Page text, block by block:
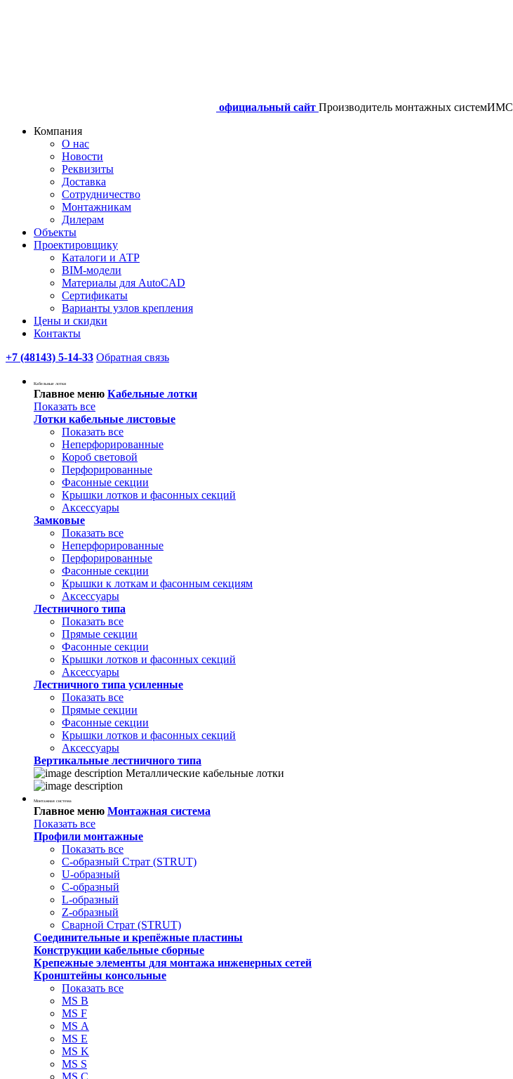
официальный сайт Производитель монтажных системИМС
Компания
О нас
Новости
Реквизиты
Доставка
Сотрудничество
Монтажникам
Дилерам
Объекты
Проектировщику
Каталоги и АТР
BIM-модели
Материалы для AutoCAD
Сертификаты
Варианты узлов крепления
Цены и скидки
Контакты
+7 (48143) 5-14-33 Обратная связь
Кабельные лотки
Главное меню Кабельные лотки
Показать все
Лотки кабельные листовые
Показать все
Неперфорированные
Короб световой
Перфорированные
Фасонные секции
Крышки лотков и фасонных секций
Аксессуары
Замковые
Показать все
Неперфорированные
Перфорированные
Фасонные секции
Крышки к лоткам и фасонным секциям
Аксессуары
Лестничного типа
Показать все
Прямые секции
Фасонные секции
Крышки лотков и фасонных секций
Аксессуары
Лестничного типа усиленные
Показать все
Прямые секции
Фасонные секции
Крышки лотков и фасонных секций
Аксессуары
Вертикальные лестничного типа
Металлические кабельные лотки
Монтажная система
Главное меню Монтажная система
Показать все
Профили монтажные
Показать все
С-образный Страт (STRUT)
U-образный
С-образный
L-образный
Z-образный
Сварной Страт (STRUT)
Соединительные и крепёжные пластины
Конструкции кабельные сборные
Крепежные элементы для монтажа инженерных сетей
Кронштейны консольные
Показать все
MS В
MS F
MS А
MS Е
MS K
MS S
MS C